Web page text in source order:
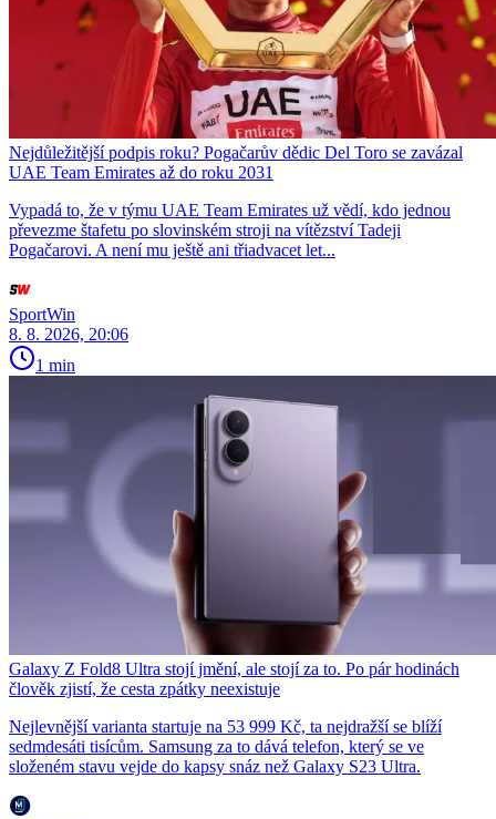
Nejdůležitější podpis roku? Pogačarův dědic Del Toro se zavázal
UAE Team Emirates až do roku 2031
Vypadá to, že v týmu UAE Team Emirates už vědí, kdo jednou
převezme štafetu po slovinském stroji na vítězství Tadeji
Pogačarovi. A není mu ještě ani třiadvacet let...
SportWin
8. 8. 2026, 20:06
1 min
Galaxy Z Fold8 Ultra stojí jmění, ale stojí za to. Po pár hodinách
člověk zjistí, že cesta zpátky neexistuje
Nejlevnější varianta startuje na 53 999 Kč, ta nejdražší se blíží
sedmdesáti tisícům. Samsung za to dává telefon, který se ve
složeném stavu vejde do kapsy snáz než Galaxy S23 Ultra.